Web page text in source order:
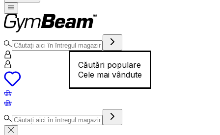
Căutări populare
Cele mai vândute